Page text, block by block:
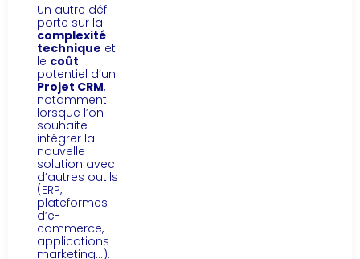
Un autre défi
porte sur la
complexité
technique et
le coût
potentiel d’un
Projet CRM,
notamment
lorsque l’on
souhaite
intégrer la
nouvelle
solution avec
d’autres outils
(ERP,
plateformes
d’e-
commerce,
applications
marketing…).